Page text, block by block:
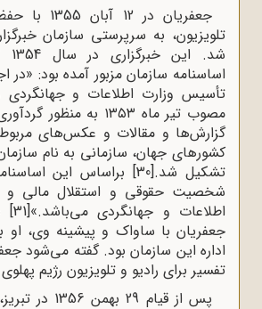
جعفریان در
تلویزیون، به سرپرستی سازمان
تأسیس وزارت اطلاعات و
مصوب تیر ماه ۱۳۵۳ به
گزارش‌ها و مقالات و عکس‌های مربوط
کشورهای جهان، سازمانی به نام
تشکیل شد.[30]
براساس این
شخصیت حقوقی و استقلال مالی و
اطلاعات و جهانگردی می‌باشد.»[31]
جعفریان با ساواک و پیشینه وی، او
اداره این سازمان بود. گفته می‌شود
تفسیر برای رادیو و تلویزیون رژیم
پس از قیام 29